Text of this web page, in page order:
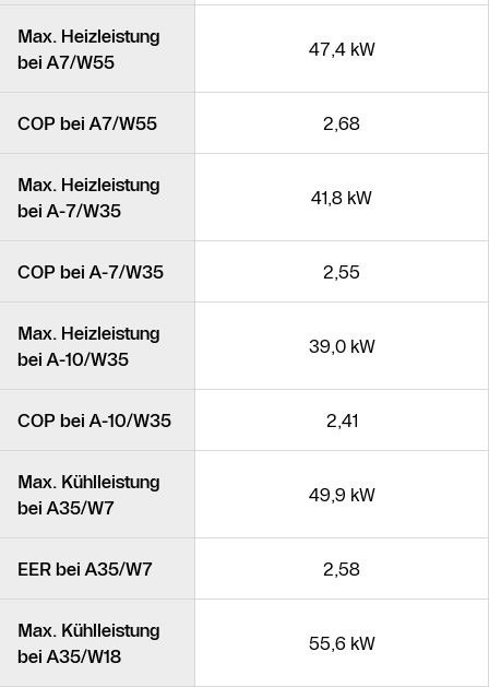
Max. Heizleistung
bei A7/W55
47,4 kW
COP bei A7/W55 2,68
Max. Heizleistung
bei A-7/W35
41,8 kW
COP bei A-7/W35 2,55
Max. Heizleistung
bei A-10/W35
39,0 kW
COP bei A-10/W35 2,41
Max. Kühlleistung
bei A35/W7
49,9 kW
EER bei A35/W7 2,58
Max. Kühlleistung
bei A35/W18
55,6 kW